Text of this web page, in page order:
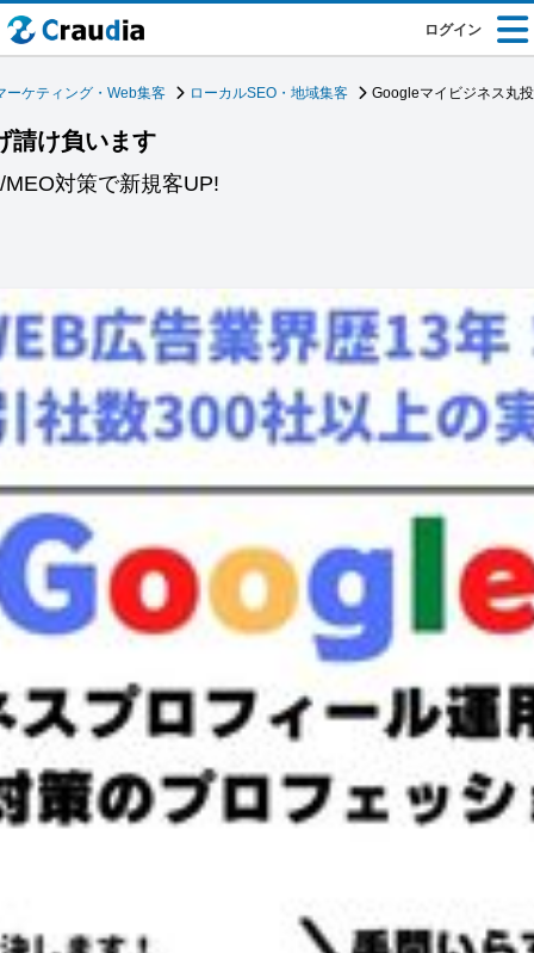
ログイン
ーケティング・Web集客 ローカルSEO・地域集客 Googleマイビジネス丸
請け負います
対策で新規客UP!